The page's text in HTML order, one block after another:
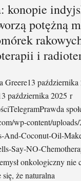
konopie
potężną
i
Greere13 października
października 2025 r
wp-content/
And-Coconut-Oil-
Say-NO-
onkologiczny nie
że naturalna